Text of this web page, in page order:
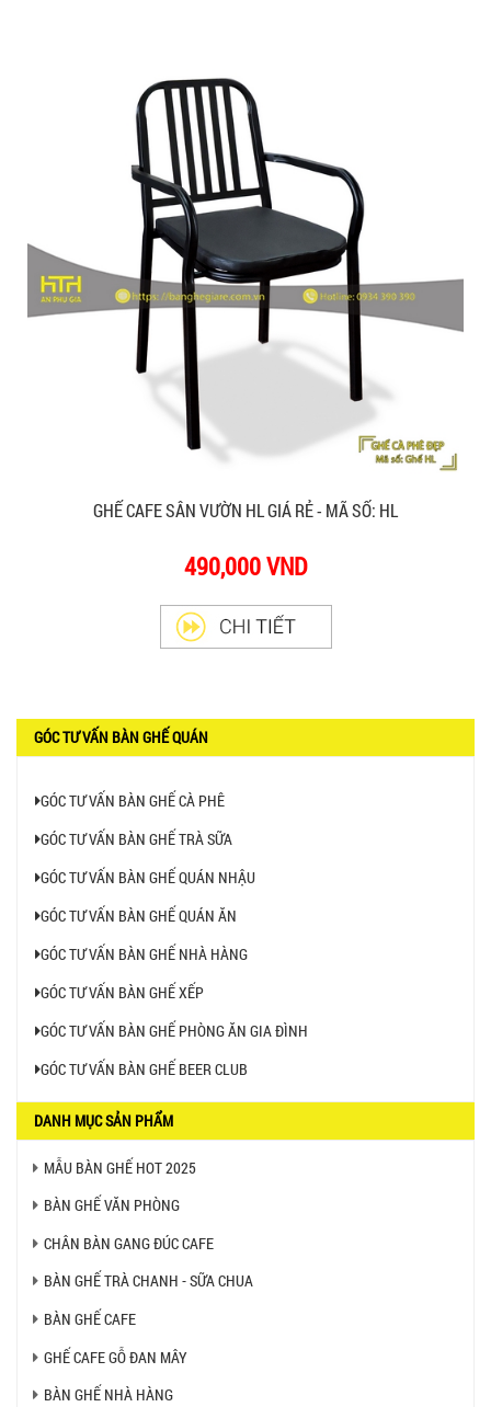
GHẾ CAFE SÂN VƯỜN HL GIÁ RẺ - MÃ SỐ: HL
490,000 VND
GÓC TƯ VẤN BÀN GHẾ QUÁN
GÓC TƯ VẤN BÀN GHẾ CÀ PHÊ
GÓC TƯ VẤN BÀN GHẾ TRÀ SỮA
GÓC TƯ VẤN BÀN GHẾ QUÁN NHẬU
GÓC TƯ VẤN BÀN GHẾ QUÁN ĂN
GÓC TƯ VẤN BÀN GHẾ NHÀ HÀNG
GÓC TƯ VẤN BÀN GHẾ XẾP
GÓC TƯ VẤN BÀN GHẾ PHÒNG ĂN GIA ĐÌNH
GÓC TƯ VẤN BÀN GHẾ BEER CLUB
DANH MỤC SẢN PHẨM
MẪU BÀN GHẾ HOT 2025
BÀN GHẾ VĂN PHÒNG
CHÂN BÀN GANG ĐÚC CAFE
BÀN GHẾ TRÀ CHANH - SỮA CHUA
BÀN GHẾ CAFE
GHẾ CAFE GỖ ĐAN MÂY
BÀN GHẾ NHÀ HÀNG